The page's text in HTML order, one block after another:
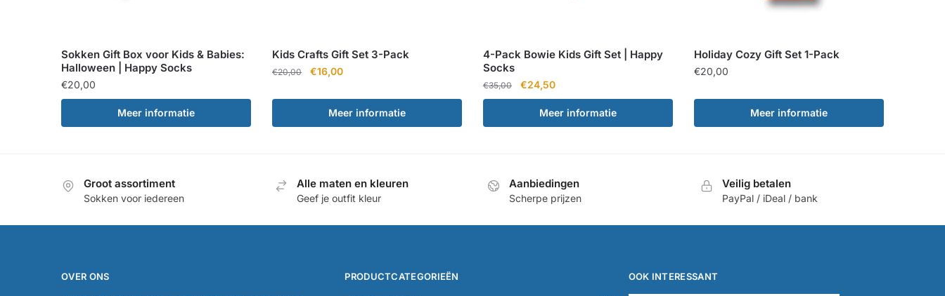
Sokken Gift Box voor Kids & Babies:
Halloween | Happy Socks
€20,00
Meer informatie
Kids Crafts Gift Set 3-Pack
€20,00
Oorspronkelijke
was:
€20,00.
€16,00Huidige
is:
€16,00.
Meer informatie
4-Pack Bowie Kids Gift Set | Happy
Socks
€35,00
Oorspronkelijke
prijs
was:
€35,00.
€24,50Huidige
prijs
is:
€24,50.
Meer informatie
Holiday Cozy Gift Set 1-Pack
€20,00
Meer informatie
Groot assortiment
Sokken voor iedereen
Alle maten en kleuren
Geef je outfit kleur
Aanbiedingen
Scherpe prijzen
Veilig betalen
PayPal / iDeal / bank
OVER ONS PRODUCTCATEGORIEËN OOK INTERESSANT